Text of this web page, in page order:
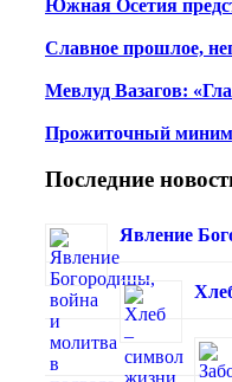
Южная Осетия
Славное прошлое,
Мевлуд Вазагов:
Прожиточный
Последние
Явление